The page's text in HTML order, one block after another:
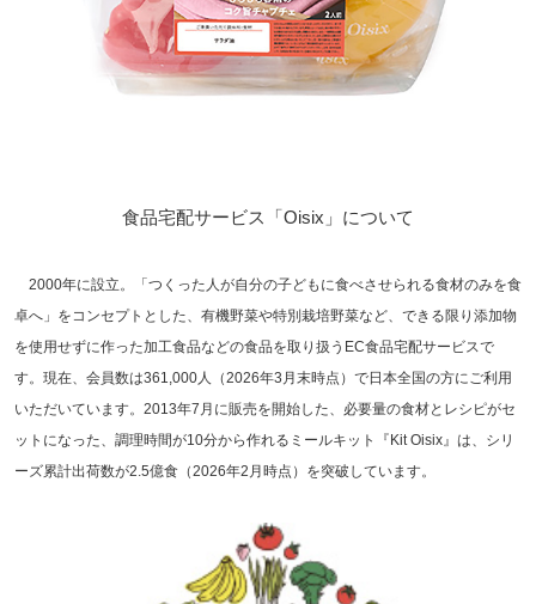
食品宅配サービス「Oisix」について
2000年に設立。「つくった人が自分の子どもに食べさせられる食材のみを食
卓へ」をコンセプトとした、有機野菜や特別栽培野菜など、できる限り添加物
を使用せずに作った加工食品などの食品を取り扱うEC食品宅配サービスで
す。現在、会員数は361,000人（2026年3月末時点）で日本全国の方にご利用
いただいています。2013年7月に販売を開始した、必要量の食材とレシピがセ
ットになった、調理時間が10分から作れるミールキット『Kit Oisix』は、シリ
ーズ累計出荷数が2.5億食（2026年2月時点）を突破しています。